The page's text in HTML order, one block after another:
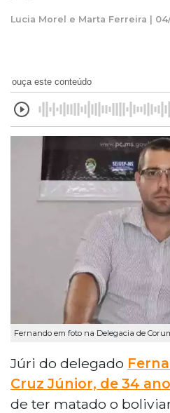
Lucia Morel e Marta Ferreira |
ouça este conteúdo
Fernando em foto na Delegacia de
Júri do delegado
Cruz Júnior, de 34
de ter matado o